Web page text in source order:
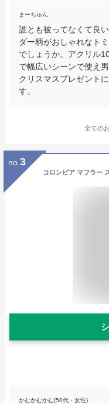
まーちゅん
誰とも被ってなくて良
ダー柄がおしゃれなト
でしょうか。アクリル
で幅広いシーンで使え
クリスマスプレゼント
す。
全ての
no. 3
かむかむかむ(50代・女性)